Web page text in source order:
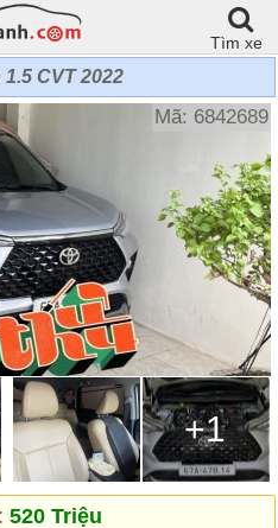
Tìm xe
CVT 2022
Mã: 6842689
+1
520 Triệu